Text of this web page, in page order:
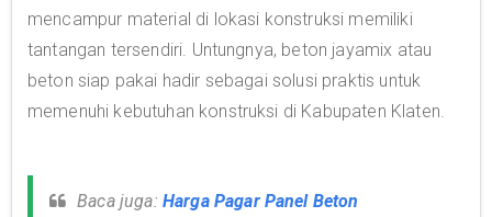
mencampur material di lokasi konstruksi memiliki
tantangan tersendiri. Untungnya, beton jayamix atau
beton siap pakai hadir sebagai solusi praktis untuk
memenuhi kebutuhan konstruksi di Kabupaten Klaten.
Baca juga: Harga Pagar Panel Beton